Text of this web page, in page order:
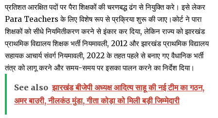
प्रतिशत आरक्षित पदों पर पैरा शिक्षकों की चरणबद्ध ढंग से नियुक्ति करे। इसे लेकर
Para Teachers के लिए विशेष रूप से प्रक्रिया शुरू की जाए।कोर्ट ने पारा
शिक्षकों को सीधे नियमितीकरण करने से इंकार कर दिया, लेकिन राज्य को झारखंड
प्राथमिक विद्यालय शिक्षक भर्ती नियमावली, 2012 और झारखंड प्राथमिक विद्यालय
सहायक आचार्य संवर्ग नियमावली, 2022 के तहत पहले से बनाए गए वैधानिक भर्ती
तंत्र को लागू करने और समय-समय पर इसका पालन करने का निर्देश दिया।
See also झारखंड बीजेपी अध्यक्ष आदित्य साहू की नई टीम का गठन,
अमर बाउरी, नीलकंठ मुंडा, गीता कोड़ा को मिली बड़ी जिम्मेदारी